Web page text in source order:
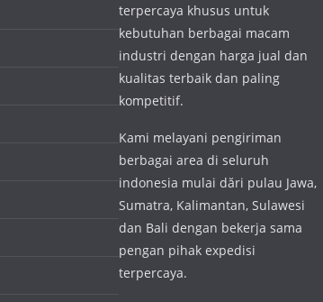
terpercaya khusus untuk
kebutuhan berbagai macam
industri dengan harga jual dan
kualitas terbaik dan paling
kompetitif.
Kami melayani pengiriman
berbagai area di seluruh
indonesia mulai dări pulau Jawa,
Sumatra, Kalimantan, Sulawesi
dan Bali dengan bekerja sama
pengan pihak expedisi
terpercaya.